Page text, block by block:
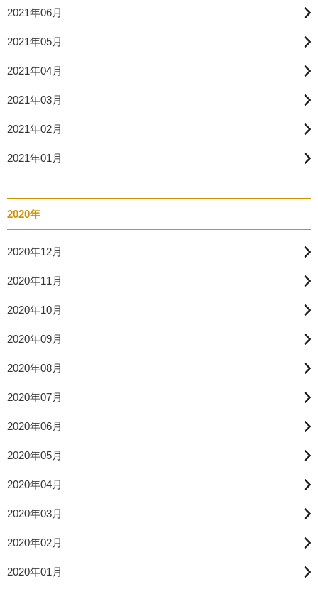
2021年06月
2021年05月
2021年04月
2021年03月
2021年02月
2021年01月
2020年
2020年12月
2020年11月
2020年10月
2020年09月
2020年08月
2020年07月
2020年06月
2020年05月
2020年04月
2020年03月
2020年02月
2020年01月